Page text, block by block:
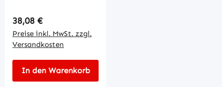
Regulärer Preis:
38,08 €
Preise inkl. MwSt. zzgl.
Versandkosten
In den Warenkorb